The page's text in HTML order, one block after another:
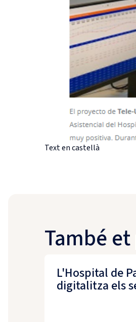
Text en castellà
També
L'Hospital de
digitalitza els